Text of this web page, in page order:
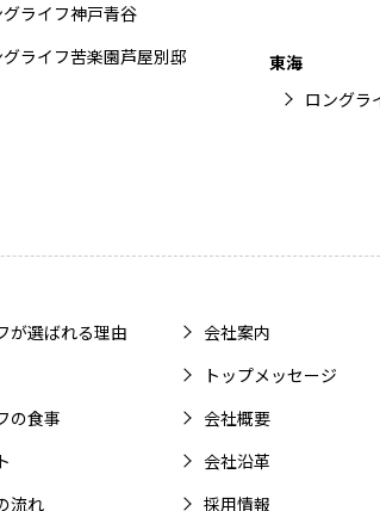
グライフ神戸青谷
グライフ苦楽園芦屋別邸
東海
ロングラ
が選ばれる理由
の食事
流れ
会社案内
トップメッセージ
会社概要
会社沿革
採用情報